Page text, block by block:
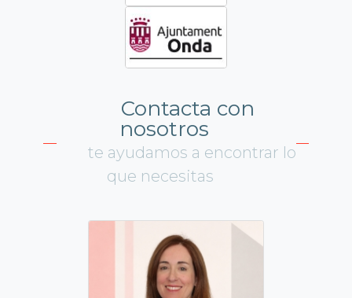
Contacta con
nosotros
te ayudamos a encontrar lo
que necesitas